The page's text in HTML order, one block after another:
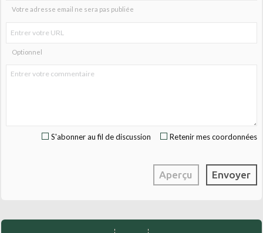
Votre adresse email ne sera pas publiée
Optionnel
Retenir mes coordonnées
S'abonner au fil de discussion